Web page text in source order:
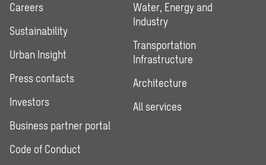
Careers
Sustainability
Urban Insight
Press contacts
Investors
Business partner portal
Code of Conduct
Water, Energy and
Industry
Transportation
Infrastructure
Architecture
All services